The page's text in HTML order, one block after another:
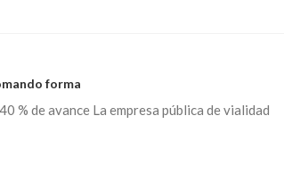
forma
% de avance La empresa pública de vialidad